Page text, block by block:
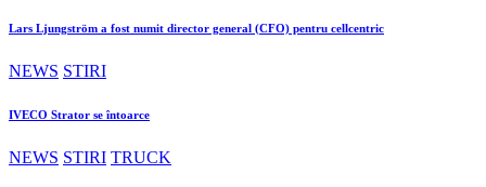
Lars Ljungström a fost numit director general (CFO) pentru cellcentric
NEWS STIRI
IVECO Strator se întoarce
NEWS STIRI TRUCK